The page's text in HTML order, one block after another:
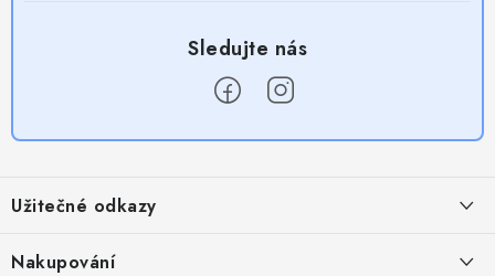
p
a
Užitečné odkazy
Nakupování